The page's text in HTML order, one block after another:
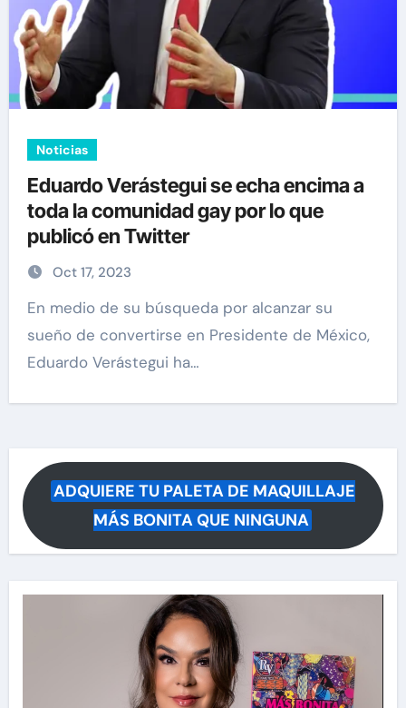
Noticias
Eduardo Verástegui se echa encima a
toda la comunidad gay por lo que
publicó en Twitter
Oct 17, 2023
En medio de su búsqueda por alcanzar su
sueño de convertirse en Presidente de México,
Eduardo Verástegui ha…
ADQUIERE TU PALETA DE MAQUILLAJE
MÁS BONITA QUE NINGUNA